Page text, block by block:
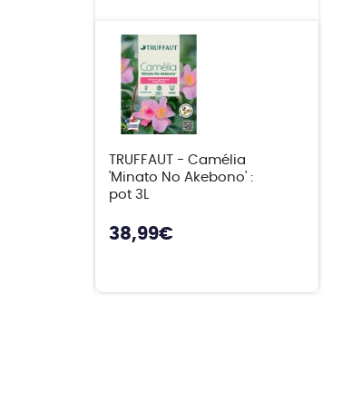
TRUFFAUT - Camélia
'Minato No Akebono' :
pot 3L
38,99€